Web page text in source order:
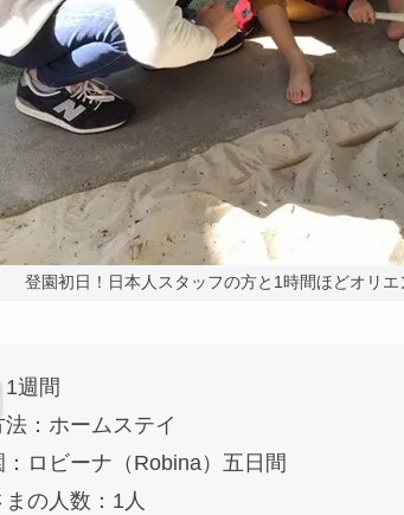
登園初日！日本人スタッフの方と1時間ほどオリ
週間
法：ホームステイ
：ロビーナ（Robina）五日間
まの人数：1人